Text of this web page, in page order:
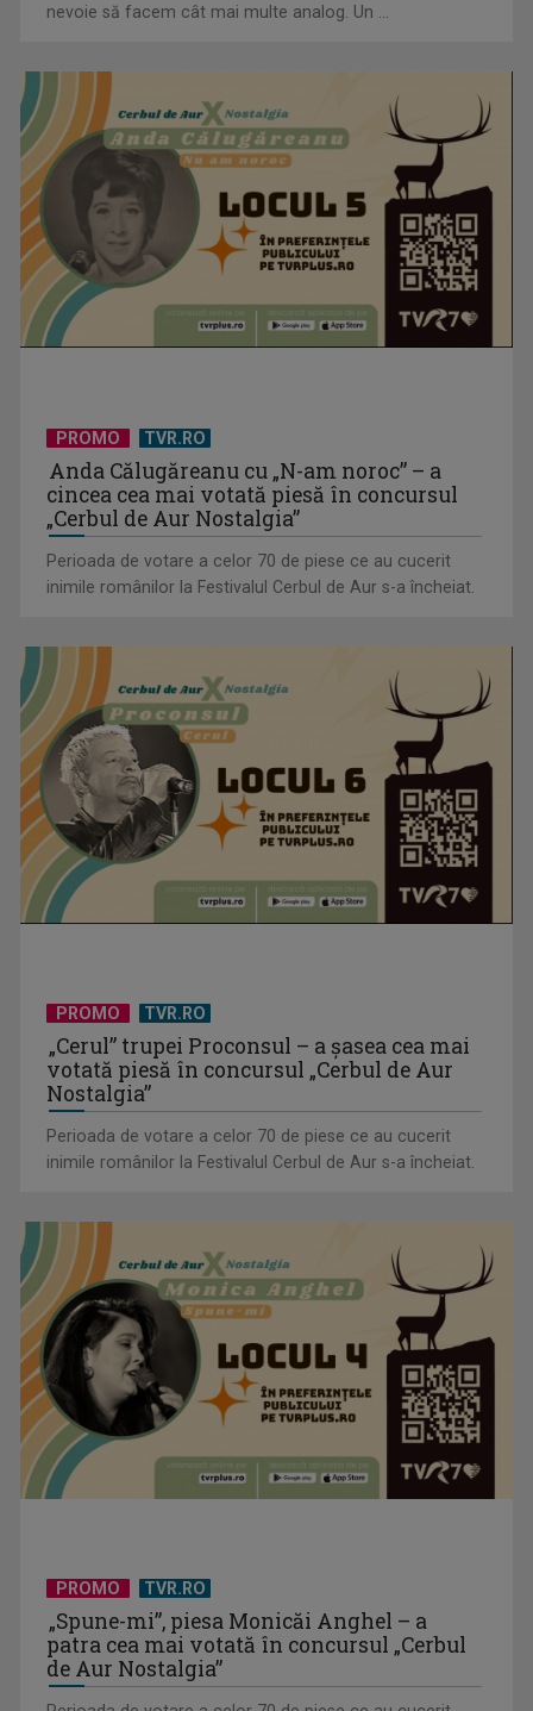
Horoscopul zilei de 12 iulie
Horoscopul zilei de 6 august
Horoscopul zilei de 5 august
Horoscopul zilei de 4 august
Horoscopul zilei de 3 august
nevoie să facem cât mai multe analog. Un ...
PROMO TVR.RO
Anda Călugăreanu cu „N-am noroc” – a
cincea cea mai votată piesă în concursul
„Cerbul de Aur Nostalgia”
Perioada de votare a celor 70 de piese ce au cucerit
inimile românilor la Festivalul Cerbul de Aur s-a încheiat.
PROMO TVR.RO
„Cerul” trupei Proconsul – a şasea cea mai
votată piesă în concursul „Cerbul de Aur
Nostalgia”
Perioada de votare a celor 70 de piese ce au cucerit
inimile românilor la Festivalul Cerbul de Aur s-a încheiat.
PROMO TVR.RO
„Spune-mi”, piesa Monicăi Anghel – a
patra cea mai votată în concursul „Cerbul
de Aur Nostalgia”